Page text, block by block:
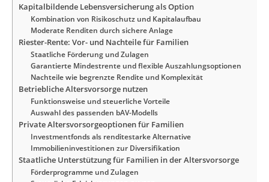
Kapitalbildende Lebensversicherung als Option
Kombination von Risikoschutz und Kapitalaufbau
Moderate Renditen durch sichere Anlage
Riester-Rente: Vor- und Nachteile für Familien
Staatliche Förderung und Zulagen
Garantierte Mindestrente und flexible Auszahlungsoptionen
Nachteile wie begrenzte Rendite und Komplexität
Betriebliche Altersvorsorge nutzen
Funktionsweise und steuerliche Vorteile
Auswahl des passenden bAV-Modells
Private Altersvorsorgeoptionen für Familien
Investmentfonds als renditestarke Alternative
Immobilieninvestitionen zur Diversifikation
Staatliche Unterstützung für Familien in der Altersvorsorge
Förderprogramme und Zulagen